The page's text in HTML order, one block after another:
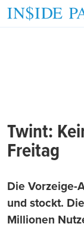
Twint:
Freitag
Die Vorzeige-
und stockt.
Millionen